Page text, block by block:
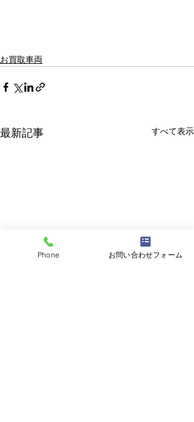
お買取車両
最新記事 すべて表示
Phone お問い合わせフォーム